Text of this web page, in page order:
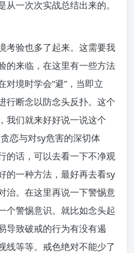
一次次实战总结出来的。
考验也多了起来。这需要我
的来临，在这里有一些方法
境时学会“避”，当即立
行断念以防念头反扑。这个
我们就来好好说一说这个
恋与对sy危害的深切体
的话，可以去看一下不净观
的一种方法，最好再去看sy
治。在这里再说一下警惕意
个警惕意识。就比如念头起
导致破戒的行为有没有遏
线等等。戒色绝对不能少了